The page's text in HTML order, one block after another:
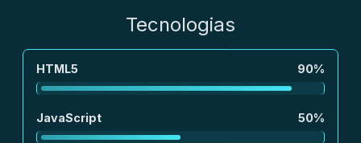
Tecnologias
HTML5 90%
JavaScript 50%